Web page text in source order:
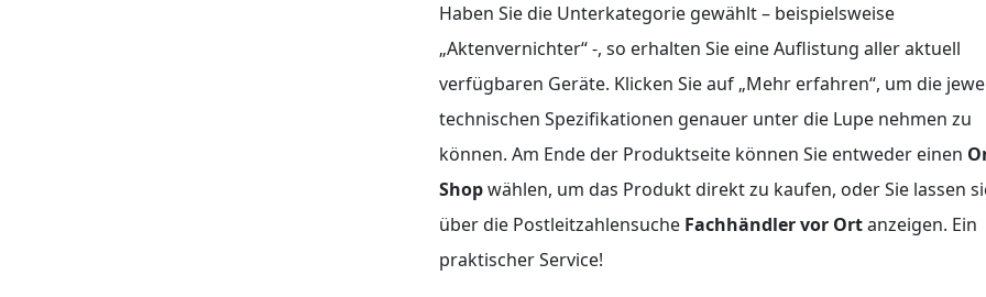
Haben Sie die Unterkategorie gewählt – beispielsweise
„Aktenvernichter“ -, so erhalten Sie eine Auflistung aller aktuell
verfügbaren Geräte. Klicken Sie auf „Mehr erfahren“, um die
technischen Spezifikationen genauer unter die Lupe nehmen zu
können. Am Ende der Produktseite können Sie entweder einen
Shopwählen, um das Produkt direkt zu kaufen, oder Sie lassen
über die Postleitzahlensuche Fachhändler vor Ortanzeigen. Ein
praktischer Service!